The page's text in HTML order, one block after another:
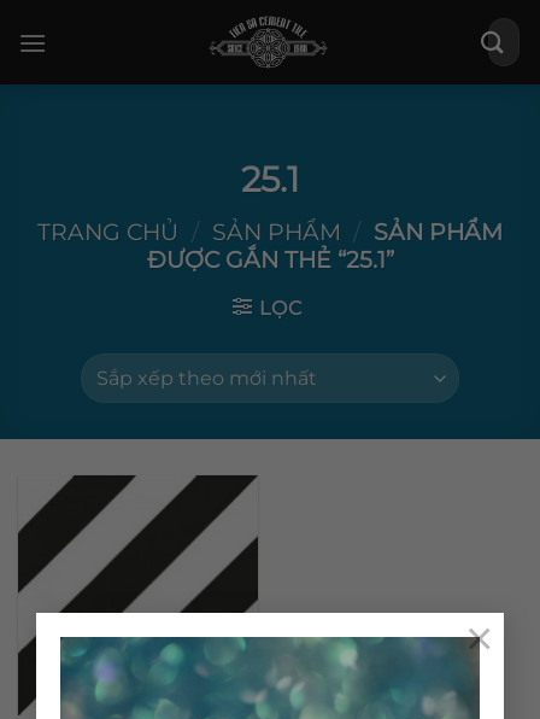
×
qua
Tìm
kiếm:
25.1
TRANG CHỦ / SẢN PHẨM / SẢN PHẨM
ĐƯỢC GẮN THẺ “25.1”
LỌC